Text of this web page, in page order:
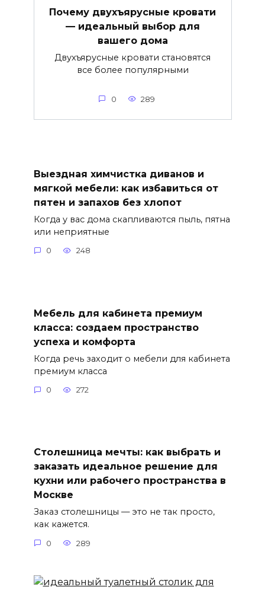
Почему двухъярусные кровати
— идеальный выбор для
вашего дома
Двухъярусные кровати становятся
все более популярными
0 289
Выездная химчистка диванов и
мягкой мебели: как избавиться от
пятен и запахов без хлопот
Когда у вас дома скапливаются пыль, пятна
или неприятные
0 248
Мебель для кабинета премиум
класса: создаем пространство
успеха и комфорта
Когда речь заходит о мебели для кабинета
премиум класса
0 272
Столешница мечты: как выбрать и
заказать идеальное решение для
кухни или рабочего пространства в
Москве
Заказ столешницы — это не так просто,
как кажется.
0 289